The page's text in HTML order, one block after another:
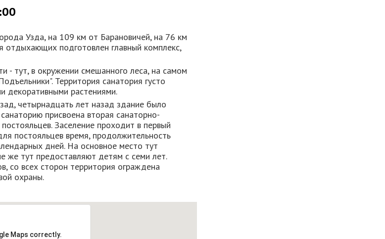
Узда, на 109 км от Барановичей, на 76 км
подготовлен главный комплекс,
- тут, в окружении смешанного леса, на самом
Территория санатория густо
декоративными растениями.
четырнадцать лет назад здание было
присвоена вторая санаторно-
Заселение проходит в первый
постояльцев время, продолжительность
дней. На основное место тут
же тут предоставляют детям с семи лет.
со всех сторон территория ограждена
охраны.
Maps correctly.